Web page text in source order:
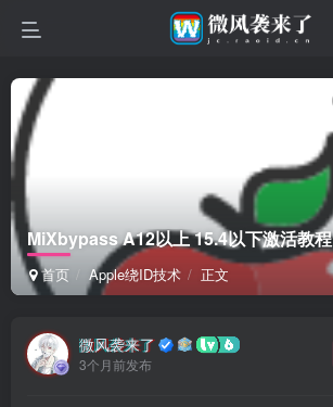
MiXbypass A12以上 15.4以下激活教程
首页 Apple绕ID技术 正文
微风袭来了
3个月前发布